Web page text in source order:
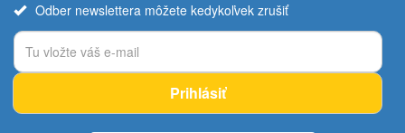
Odber newslettera môžete kedykoľvek zrušiť
Prihlásiť